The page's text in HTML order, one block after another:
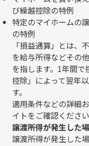
び繰越控除の特例
特定のマイホームの
の特例
「損益通算」とは、
を給与所得などその
を指します。1年間
控除」によって翌年
す。
適用条件などの詳細
イトをご確認ください
譲渡所得が発生した
譲渡所得が発生した